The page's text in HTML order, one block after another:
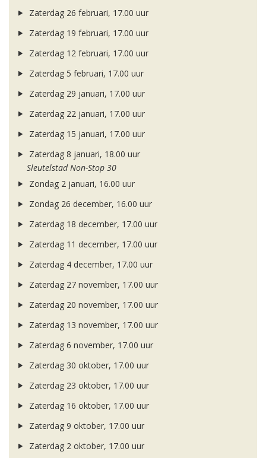
Zaterdag 26 februari, 17.00 uur
Zaterdag 19 februari, 17.00 uur
Zaterdag 12 februari, 17.00 uur
Zaterdag 5 februari, 17.00 uur
Zaterdag 29 januari, 17.00 uur
Zaterdag 22 januari, 17.00 uur
Zaterdag 15 januari, 17.00 uur
Zaterdag 8 januari, 18.00 uur
Sleutelstad Non-Stop 30
Zondag 2 januari, 16.00 uur
Zondag 26 december, 16.00 uur
Zaterdag 18 december, 17.00 uur
Zaterdag 11 december, 17.00 uur
Zaterdag 4 december, 17.00 uur
Zaterdag 27 november, 17.00 uur
Zaterdag 20 november, 17.00 uur
Zaterdag 13 november, 17.00 uur
Zaterdag 6 november, 17.00 uur
Zaterdag 30 oktober, 17.00 uur
Zaterdag 23 oktober, 17.00 uur
Zaterdag 16 oktober, 17.00 uur
Zaterdag 9 oktober, 17.00 uur
Zaterdag 2 oktober, 17.00 uur